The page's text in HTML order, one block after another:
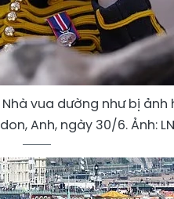
vua dường như bị
Anh, ngày 30/6. Ảnh: